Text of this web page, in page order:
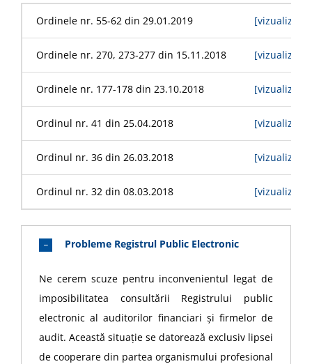
Ordinele nr. 55-62 din 29.01.2019 [vizualizare]
Ordinele nr. 270, 273-277 din 15.11.2018 [vizualizare]
Ordinele nr. 177-178 din 23.10.2018 [vizualizare]
Ordinul nr. 41 din 25.04.2018 [vizualizare]
Ordinul nr. 36 din 26.03.2018 [vizualizare]
Ordinul nr. 32 din 08.03.2018 [vizualizare]
Probleme Registrul Public Electronic
Ne cerem scuze pentru inconvenientul legat de
imposibilitatea consultării Registrului public
electronic al auditorilor financiari și firmelor de
audit. Această situație se datorează exclusiv lipsei
de cooperare din partea organismului profesional